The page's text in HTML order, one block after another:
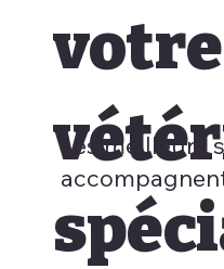
votre
Les meilleurs